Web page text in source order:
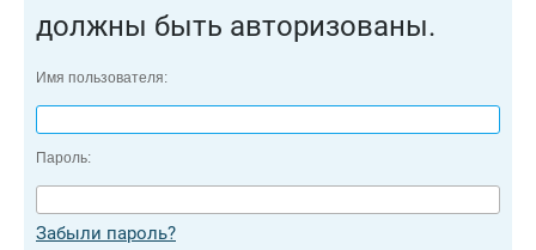
должны быть авторизованы.
Имя пользователя:
Пароль:
Забыли пароль?